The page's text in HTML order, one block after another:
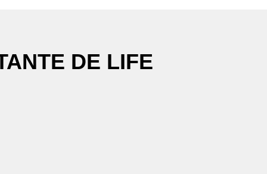
DE LIFE